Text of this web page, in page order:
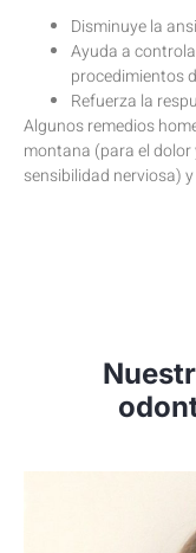
Disminuye la
Ayuda a
procedimientos
Refuerza la
Algunos remedios
montana (para el
sensibilidad nerviosa)